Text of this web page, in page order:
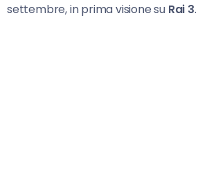
settembre, in prima visione su Rai 3.